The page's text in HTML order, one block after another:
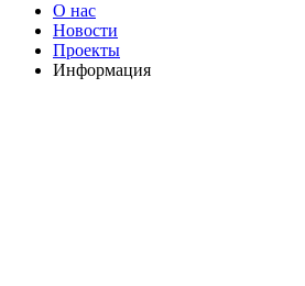
О нас
Новости
Проекты
Информация